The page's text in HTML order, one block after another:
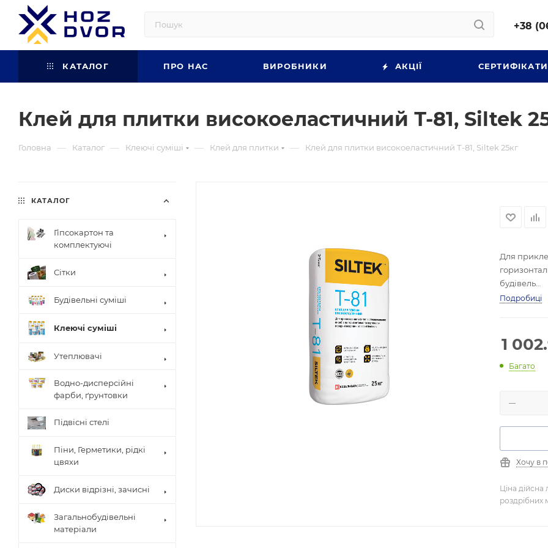
+38
КАТАЛОГ ПРО НАС ВИРОБНИКИ АКЦІЇ СЕРТИФІКАТИ
Клей для плитки високоеластичний Т-81, Siltek
Головна — Каталог — Клеючі суміші — Клей для плитки — Клей для плитки високоеластичний Т-81, Siltek 25кг
Для
будівель
-
-
Подробиці
1
Багато
Хочу в
Ціна дійсна
роздрібних
КАТАЛОГ
Гіпсокартон та
комплектуючі
Сітки
Будівельні суміші
Клеючі суміші
Утеплювачі
Водно-дисперсійні
фарби, ґрунтовки
Підвісні стелі
Піни, Герметики, рідкі
цвяхи
Диски відрізні, зачисні
Загальнобудівельні
матеріали